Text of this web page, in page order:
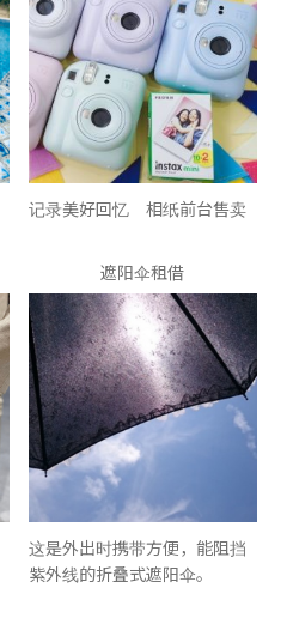
记录美好回忆 相纸前台售卖
遮阳伞租借
这是外出时携带方便，能阻挡
紫外线的折叠式遮阳伞。